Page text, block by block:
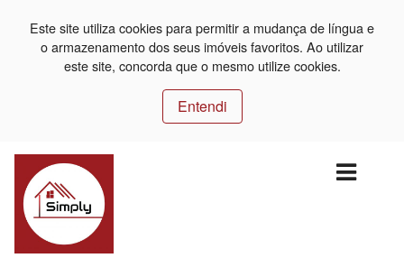
Este site utiliza cookies para permitir a mudança de língua e
o armazenamento dos seus imóveis favoritos. Ao utilizar
este site, concorda que o mesmo utilize cookies.
Entendi